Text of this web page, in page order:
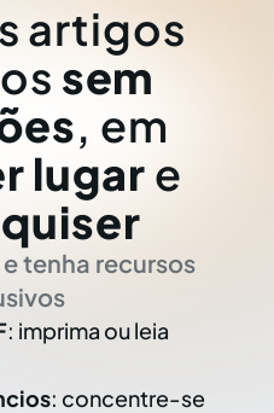
artigos
sem
, em
lugar e
tenha recursos
: imprima ou leia
: concentre-se